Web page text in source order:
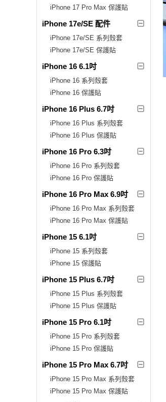
iPhone 17 Pro Max 保護貼
iPhone 17e/SE 配件
iPhone 17e/SE 系列殼套
iPhone 17e/SE 保護貼
iPhone 16 6.1吋
iPhone 16 系列殼套
iPhone 16 保護貼
iPhone 16 Plus 6.7吋
iPhone 16 Plus 系列殼套
iPhone 16 Plus 保護貼
iPhone 16 Pro 6.3吋
iPhone 16 Pro 系列殼套
iPhone 16 Pro 保護貼
iPhone 16 Pro Max 6.9吋
iPhone 16 Pro Max 系列殼套
iPhone 16 Pro Max 保護貼
iPhone 15 6.1吋
iPhone 15 系列殼套
iPhone 15 保護貼
iPhone 15 Plus 6.7吋
iPhone 15 Plus 系列殼套
iPhone 15 Plus 保護貼
iPhone 15 Pro 6.1吋
iPhone 15 Pro 系列殼套
iPhone 15 Pro 保護貼
iPhone 15 Pro Max 6.7吋
iPhone 15 Pro Max 系列殼套
iPhone 15 Pro Max 保護貼